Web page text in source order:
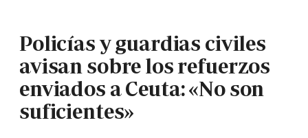
Policías y guardias civiles
avisan sobre los refuerzos
enviados a Ceuta: «No son
suficientes»